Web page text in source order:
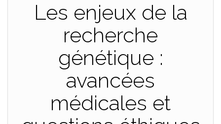
Les enjeux de la
recherche
génétique :
avancées
médicales et